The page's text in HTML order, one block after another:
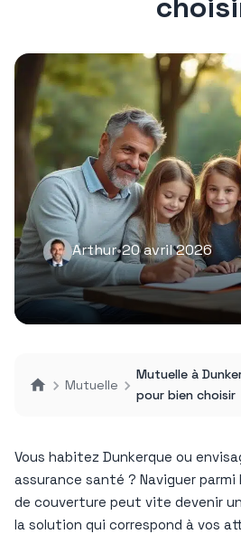
Arthur•20 avril 2026
Mutuelle
Mutuelle à
pour bien choisir
Vous habitez Dunkerque ou
assurance santé ? Naviguer
de couverture peut vite devenir
la solution qui correspond à vos